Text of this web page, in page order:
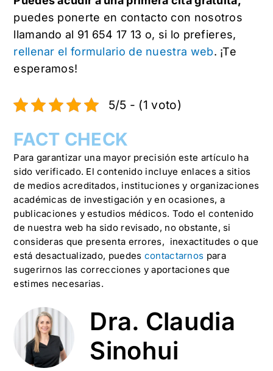
puedes ponerte en contacto con nosotros
llamando al 91 654 17 13 o, si lo prefieres,
rellenar el formulario de nuestra web. ¡Te
esperamos!
5/5 - (1 voto)
FACT CHECK
Para garantizar una mayor precisión este artículo ha
sido verificado. El contenido incluye enlaces a sitios
de medios acreditados, instituciones y organizaciones
académicas de investigación y en ocasiones, a
publicaciones y estudios médicos. Todo el contenido
de nuestra web ha sido revisado, no obstante, si
consideras que presenta errores, inexactitudes o que
está desactualizado, puedes contactarnos para
sugerirnos las correcciones y aportaciones que
estimes necesarias.
Dra. Claudia
Sinohui